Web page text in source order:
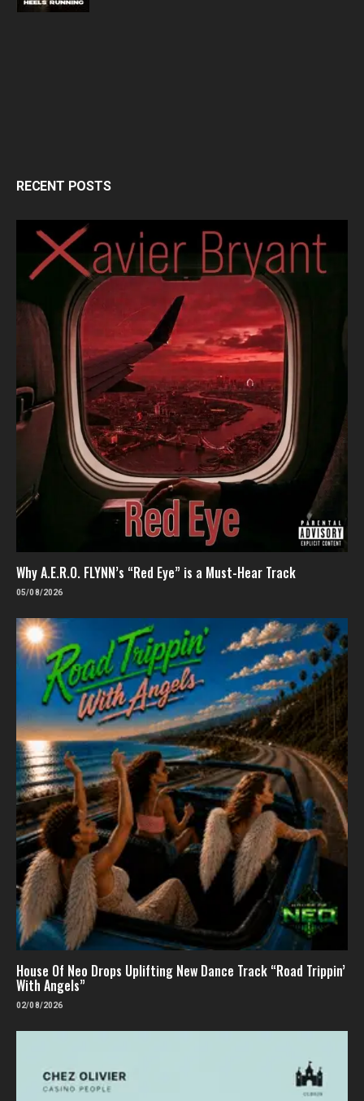
RECENT POSTS
Why A.E.R.O. FLYNN’s “Red Eye” is a Must-Hear Track
05/08/2026
House Of Neo Drops Uplifting New Dance Track “Road Trippin’
With Angels”
02/08/2026